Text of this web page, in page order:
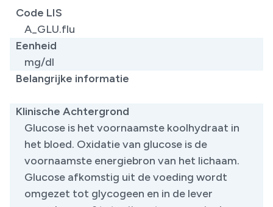
Code LIS
A_GLU.flu
Eenheid
mg/dl
Belangrijke informatie
Klinische Achtergrond
Glucose is het voornaamste koolhydraat in
het bloed. Oxidatie van glucose is de
voornaamste energiebron van het lichaam.
Glucose afkomstig uit de voeding wordt
omgezet tot glycogeen en in de lever